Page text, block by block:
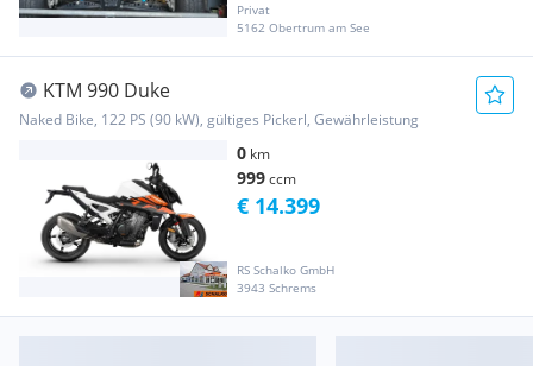
Privat
5162 Obertrum am See
KTM 990 Duke
Naked Bike, 122 PS (90 kW), gültiges Pickerl, Gewährleistung
0 km
999ccm
RS Schalko GmbH
3943 Schrems
€ 14.399